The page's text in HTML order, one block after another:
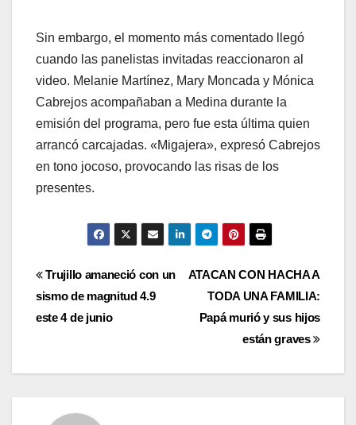
Sin embargo, el momento más comentado llegó
cuando las panelistas invitadas reaccionaron al
video. Melanie Martínez, Mary Moncada y Mónica
Cabrejos acompañaban a Medina durante la
emisión del programa, pero fue esta última quien
arrancó carcajadas. «Migajera», expresó Cabrejos
en tono jocoso, provocando las risas de los
presentes.
Navegación
de
ATACAN CON HACHA A
TODA UNA FAMILIA:
Papá murió y sus hijos
están graves
Trujillo amaneció con un
sismo de magnitud 4.9
este 4 de junio